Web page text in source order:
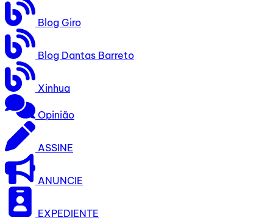
Blog Giro
Blog Dantas Barreto
Xinhua
Opinião
ASSINE
ANUNCIE
EXPEDIENTE